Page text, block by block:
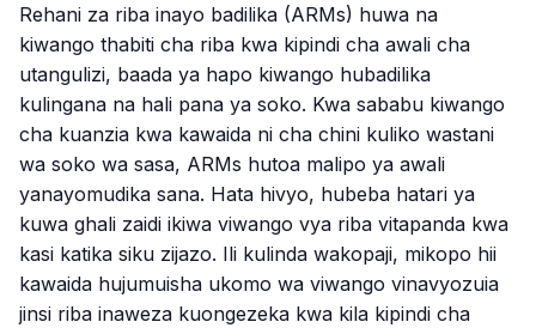
Rehani za riba inayo badilika (ARMs) huwa na
kiwango thabiti cha riba kwa kipindi cha awali cha
utangulizi, baada ya hapo kiwango hubadilika
kulingana na hali pana ya soko. Kwa sababu kiwango
cha kuanzia kwa kawaida ni cha chini kuliko wastani
wa soko wa sasa, ARMs hutoa malipo ya awali
yanayomudika sana. Hata hivyo, hubeba hatari ya
kuwa ghali zaidi ikiwa viwango vya riba vitapanda kwa
kasi katika siku zijazo. Ili kulinda wakopaji, mikopo hii
kawaida hujumuisha ukomo wa viwango vinavyozuia
jinsi riba inaweza kuongezeka kwa kila kipindi cha